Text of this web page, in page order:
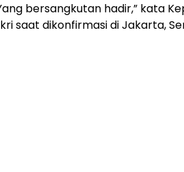
bersangkutan hadir,” kata
saat dikonfirmasi di Jakarta,